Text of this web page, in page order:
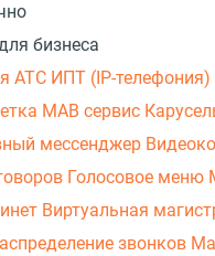
бизнеса
АТС ИПТ (IP-телефония)
МАВ сервис
мессенджер
Голосовое меню
Виртуальная
звонков